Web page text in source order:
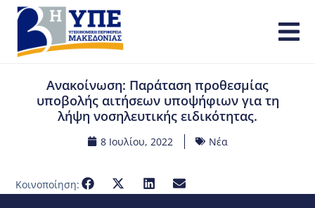
Ανακοίνωση: Παράταση προθεσμίας
υποβολής αιτήσεων υποψήφιων για τη
λήψη νοσηλευτικής ειδικότητας.
8 Ιουλίου, 2022 Νέα
Κοινοποίηση: